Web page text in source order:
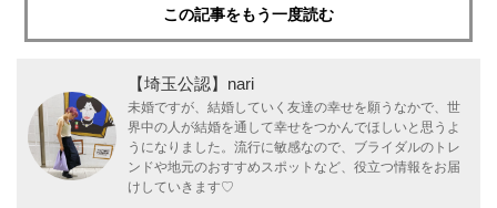
この記事をもう一度読む
【埼玉公認】nari
未婚ですが、結婚していく友達の幸せを願うなかで、世
界中の人が結婚を通して幸せをつかんでほしいと思うよ
うになりました。流行に敏感なので、ブライダルのトレ
ンドや地元のおすすめスポットなど、役立つ情報をお届
けしていきます♡